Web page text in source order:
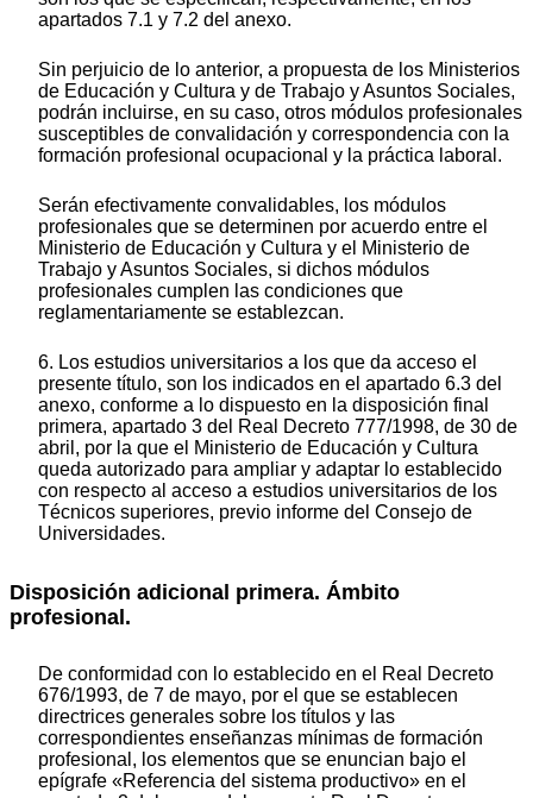
apartados 7.1 y 7.2 del anexo.
Sin perjuicio de lo anterior, a propuesta de los Ministerios
de Educación y Cultura y de Trabajo y Asuntos Sociales,
podrán incluirse, en su caso, otros módulos profesionales
susceptibles de convalidación y correspondencia con la
formación profesional ocupacional y la práctica laboral.
Serán efectivamente convalidables, los módulos
profesionales que se determinen por acuerdo entre el
Ministerio de Educación y Cultura y el Ministerio de
Trabajo y Asuntos Sociales, si dichos módulos
profesionales cumplen las condiciones que
reglamentariamente se establezcan.
6. Los estudios universitarios a los que da acceso el
presente título, son los indicados en el apartado 6.3 del
anexo, conforme a lo dispuesto en la disposición final
primera, apartado 3 del Real Decreto 777/1998, de 30 de
abril, por la que el Ministerio de Educación y Cultura
queda autorizado para ampliar y adaptar lo establecido
con respecto al acceso a estudios universitarios de los
Técnicos superiores, previo informe del Consejo de
Universidades.
Disposición adicional primera. Ámbito
profesional.
De conformidad con lo establecido en el Real Decreto
676/1993, de 7 de mayo, por el que se establecen
directrices generales sobre los títulos y las
correspondientes enseñanzas mínimas de formación
profesional, los elementos que se enuncian bajo el
epígrafe «Referencia del sistema productivo» en el